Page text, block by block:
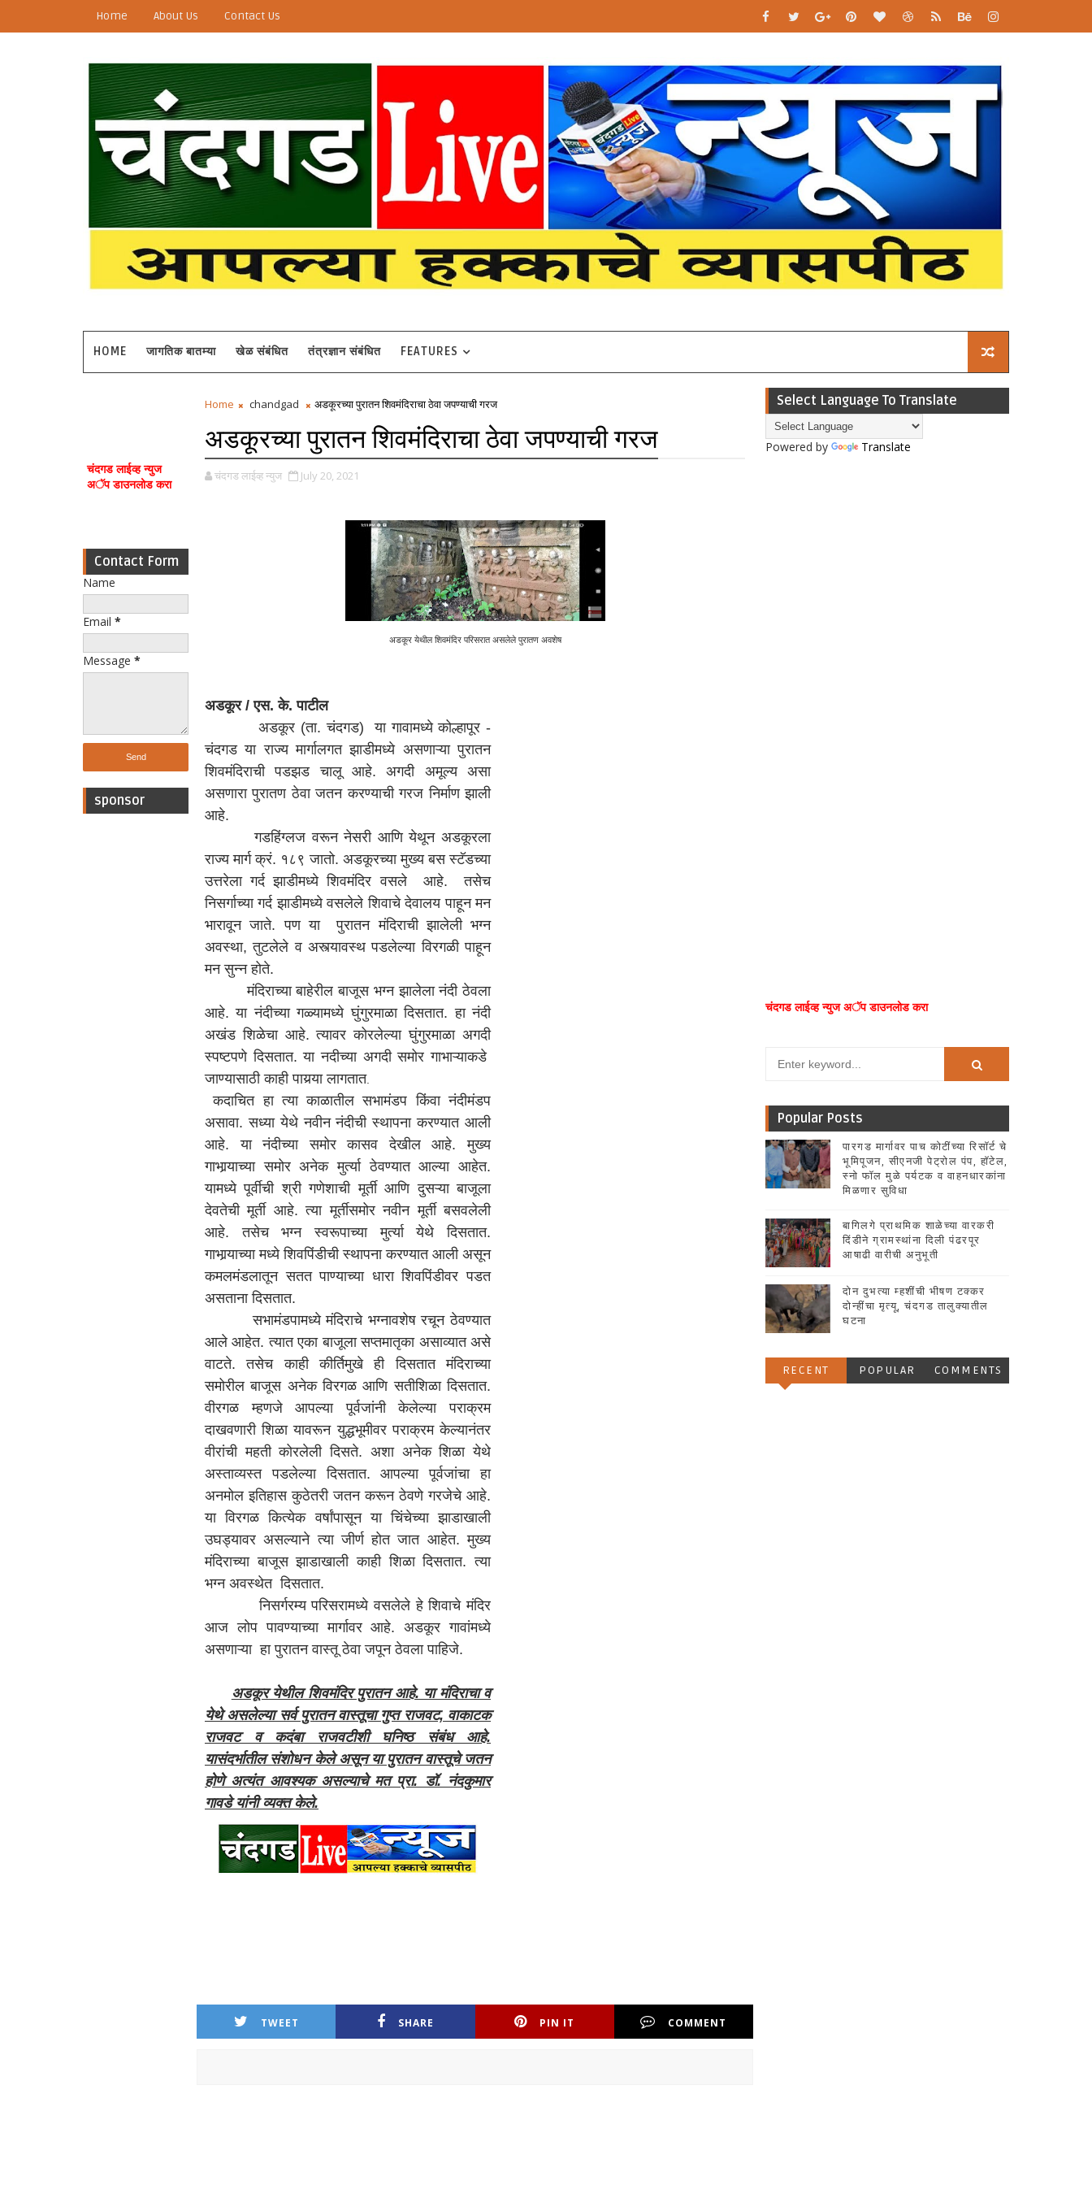
Home About Us Contact Us
HOME जागतिक बातम्या खेळ संबंधित तंत्रज्ञान संबंधित FEATURES
चंदगड लाईव्ह न्युज
अॅप डाउनलोड करा
Contact Form
Name
Email *
Message *
sponsor
Home chandgad अडकूरच्या पुरातन शिवमंदिराचा ठेवा जपण्याची गरज
अडकूरच्या पुरातन शिवमंदिराचा ठेवा जपण्याची गरज
चंदगड लाईव्ह न्युज July 20, 2021
अडकूर येथील शिवमंदिर परिसरात असलेले पुरातण अवशेष
अडकूर / एस. के. पाटील
अडकूर (ता. चंदगड) या गावामध्ये कोल्हापूर -
चंदगड या राज्य मार्गालगत झाडीमध्ये असणाऱ्या पुरातन
शिवमंदिराची पडझड चालू आहे. अगदी अमूल्य असा
असणारा पुरातण ठेवा जतन करण्याची गरज निर्माण झाली
आहे.
गडहिंग्लज वरून नेसरी आणि येथून अडकूरला
राज्य मार्ग क्रं. १८९ जातो. अडकूरच्या मुख्य बस स्टॅडच्या
उत्तरेला गर्द झाडीमध्ये शिवमंदिर वसले आहे. तसेच
निसर्गाच्या गर्द झाडीमध्ये वसलेले शिवाचे देवालय पाहून मन
भारावून जाते. पण या पुरातन मंदिराची झालेली भग्न
अवस्था, तुटलेले व अस्त्यावस्थ पडलेल्या विरगळी पाहून
मन सुन्न होते.
मंदिराच्या बाहेरील बाजूस भग्न झालेला नंदी ठेवला
आहे. या नंदीच्या गळ्यामध्ये घुंगुरमाळा दिसतात. हा नंदी
अखंड शिळेचा आहे. त्यावर कोरलेल्या घुंगुरमाळा अगदी
स्पष्टपणे दिसतात. या नदीच्या अगदी समोर गाभाऱ्याकडे
जाण्यासाठी काही पायर्‍या लागतात.
कदाचित हा त्या काळातील सभामंडप किंवा नंदीमंडप
असावा. सध्या येथे नवीन नंदीची स्थापना करण्यात आली
आहे. या नंदीच्या समोर कासव देखील आहे. मुख्य
गाभार्‍याच्या समोर अनेक मुर्त्या ठेवण्यात आल्या आहेत.
यामध्ये पूर्वीची श्री गणेशाची मूर्ती आणि दुसऱ्या बाजूला
देवतेची मूर्ती आहे. त्या मूर्तीसमोर नवीन मूर्ती बसवलेली
आहे. तसेच भग्न स्वरूपाच्या मुर्त्या येथे दिसतात.
गाभार्‍याच्या मध्ये शिवपिंडीची स्थापना करण्यात आली असून
कमलमंडलातून सतत पाण्याच्या धारा शिवपिंडीवर पडत
असताना दिसतात.
सभामंडपामध्ये मंदिराचे भग्नावशेष रचून ठेवण्यात
आले आहेत. त्यात एका बाजूला सप्तमातृका असाव्यात असे
वाटते. तसेच काही कीर्तिमुखे ही दिसतात मंदिराच्या
समोरील बाजूस अनेक विरगळ आणि सतीशिळा दिसतात.
वीरगळ म्हणजे आपल्या पूर्वजांनी केलेल्या पराक्रम
दाखवणारी शिळा यावरून युद्धभूमीवर पराक्रम केल्यानंतर
वीरांची महती कोरलेली दिसते. अशा अनेक शिळा येथे
अस्ताव्यस्त पडलेल्या दिसतात. आपल्या पूर्वजांचा हा
अनमोल इतिहास कुठेतरी जतन करून ठेवणे गरजेचे आहे.
या विरगळ कित्येक वर्षांपासून या चिंचेच्या झाडाखाली
उघड्यावर असल्याने त्या जीर्ण होत जात आहेत. मुख्य
मंदिराच्या बाजूस झाडाखाली काही शिळा दिसतात. त्या
भग्न अवस्थेत दिसतात.
निसर्गरम्य परिसरामध्ये वसलेले हे शिवाचे मंदिर
आज लोप पावण्याच्या मार्गावर आहे. अडकूर गावांमध्ये
असणाऱ्या हा पुरातन वास्तू ठेवा जपून ठेवला पाहिजे.
अडकूर येथील शिवमंदिर पुरातन आहे. या मंदिराचा व
येथे असलेल्या सर्व पुरातन वास्तूचा गुप्त राजवट, वाकाटक
राजवट व कदंबा राजवटीशी घनिष्ठ संबंध आहे.
यासंदर्भातील संशोधन केले असून या पुरातन वास्तूचे जतन
होणे अत्यंत आवश्यक असल्याचे मत प्रा. डॉ. नंदकुमार
गावडे यांनी व्यक्त केले.
TWEET SHARE PIN IT COMMENT
Select Language To Translate
Powered by Translate
चंदगड लाईव्ह न्युज अॅप डाउनलोड करा
Popular Posts
पारगड मार्गावर पाच कोटींच्या रिसॉर्ट चे
भूमिपूजन, सीएनजी पेट्रोल पंप, हॉटेल,
स्नो फॉल मुळे पर्यटक व वाहनधारकांना
मिळणार सुविधा
बागिलगे प्राथमिक शाळेच्या वारकरी
दिंडीने ग्रामस्थांना दिली पंढरपूर
आषाढी वारीची अनुभूती
दोन दुभत्या म्हशींची भीषण टक्कर
दोन्हींचा मृत्यू, चंदगड तालुक्यातील
घटना
RECENT POPULAR COMMENTS